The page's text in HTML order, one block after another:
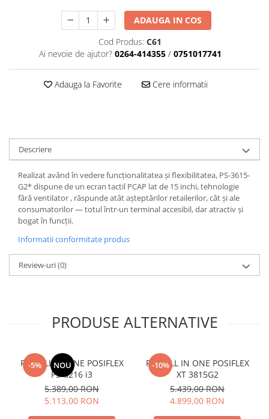
ADAUGA IN COS
Cod Produs: C61
Ai nevoie de ajutor? 0264-414355 / 0751017741
Adauga la Favorite Cere informatii
Descriere
Realizat având în vedere funcționalitatea și flexibilitatea, PS-3615-
G2* dispune de un ecran tactil PCAP lat de 15 inchi, tehnologie
fără ventilator , răspunde atât așteptărilor retailerilor, cât și ale
consumatorilor — totul într-un terminal accesibil, dar atractiv și
bogat în funcții.
Informatii conformitate produs
Review-uri(0)
PRODUSE ALTERNATIVE
-5% NOU
POS ALL IN ONE POSIFLEX
PS-6216 i3
5.389,00 RON
5.113,00 RON
-10%
POS ALL IN ONE POSIFLEX
XT 3815G2
5.439,00 RON
4.899,00 RON